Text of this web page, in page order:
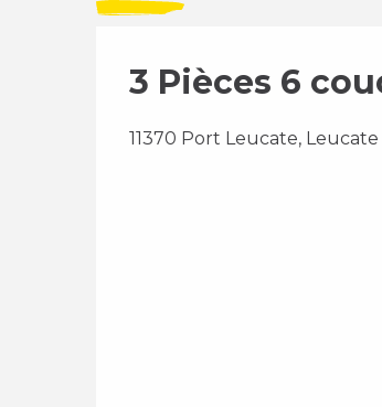
3 Pièces 6
11370 Port Leucate, Leucate